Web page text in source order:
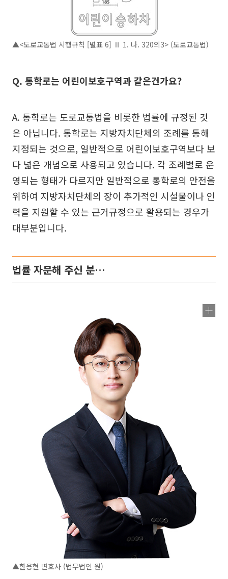
▲<도로교통법 시행규칙 [별표 6] Ⅱ 1. 나. 320의3> (도로교통법)
Q. 통학로는 어린이보호구역과 같은건가요?
A. 통학로는 도로교통법을 비롯한 법률에 규정된 것
은 아닙니다. 통학로는 지방자치단체의 조례를 통해
지정되는 것으로, 일반적으로 어린이보호구역보다 보
다 넓은 개념으로 사용되고 있습니다. 각 조례별로 운
영되는 형태가 다르지만 일반적으로 통학로의 안전을
위하여 지방자치단체의 장이 추가적인 시설물이나 인
력을 지원할 수 있는 근거규정으로 활용되는 경우가
대부분입니다.
법률 자문해 주신 분…
▲한용현 변호사 (법무법인 원)